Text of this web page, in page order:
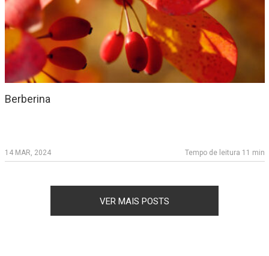
Berberina
14 MAR, 2024 Tempo de leitura 11 min
VER MAIS POSTS